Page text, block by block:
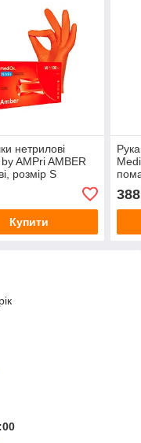
нетрилові
AMPri AMBER
розмір S
Купити
388